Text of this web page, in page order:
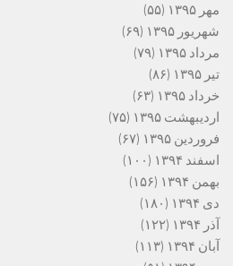
مهر ۱۳۹۵
(۵۵)
شهریور ۱۳۹۵
(۶۹)
مرداد ۱۳۹۵
(۷۹)
تیر ۱۳۹۵
(۸۶)
خرداد ۱۳۹۵
(۶۳)
اردیبهشت ۱۳۹۵
(۷۵)
فروردین ۱۳۹۵
(۶۷)
اسفند ۱۳۹۴
(۱۰۰)
بهمن ۱۳۹۴
(۱۵۶)
دی ۱۳۹۴
(۱۸۰)
آذر ۱۳۹۴
(۱۲۲)
آبان ۱۳۹۴
(۱۱۳)